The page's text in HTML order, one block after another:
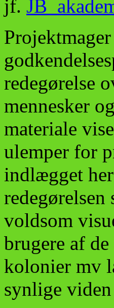
jf.
redegørelse
mennesker
materiale
ulemper for
indlægget
voldsom
brugere af
kolonier mv
synlige